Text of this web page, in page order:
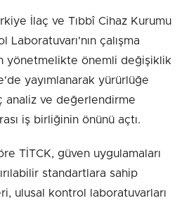
İlaç ve Tıbbî Cihaz Kurumu
Laboratuvarı'nın çalışma
yönetmelikte önemli değişiklik
yayımlanarak yürürlüğe
analiz ve değerlendirme
iş birliğinin önünü açtı.
TİTCK, güven uygulamaları
standartlara sahip
ulusal kontrol laboratuvarları